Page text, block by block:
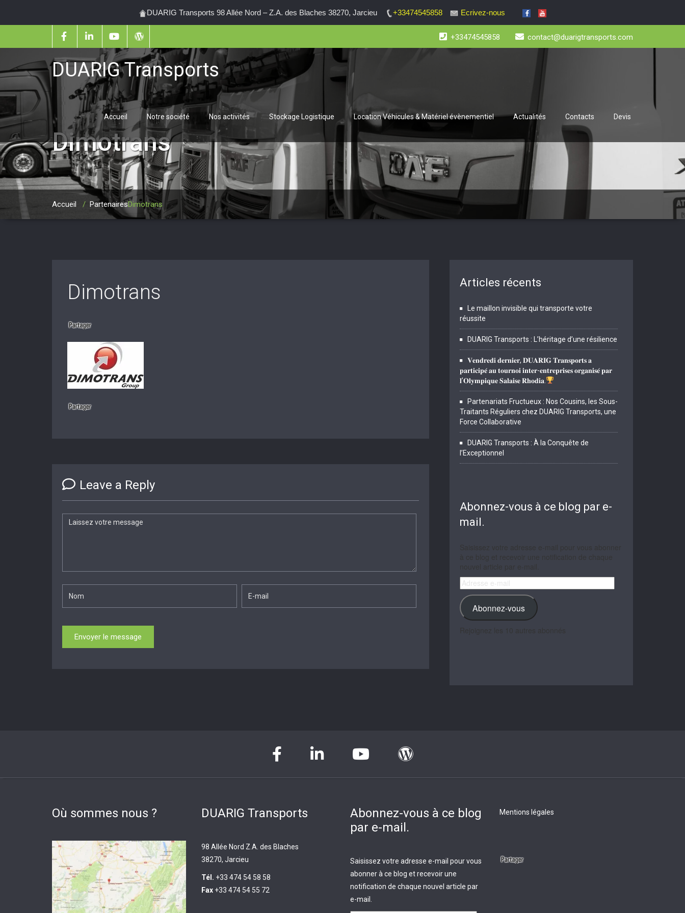
DUARIG Transports 98 Allée Nord – Z.A. des Blaches 38270, Jarcieu +33474545858 Ecrivez-nous
+33474545858 contact@duarigtransports.com
DUARIG Transports
Accueil Notre société Nos activités Stockage Logistique Location Véhicules & Matériel évènementiel Actualités Contacts Devis
Dimotrans
Accueil / PartenairesDimotrans
Dimotrans
Leave a Reply
Articles récents
Le maillon invisible qui transporte votre
réussite
DUARIG Transports : L’héritage d’une résilience
𝐕𝐞𝐧𝐝𝐫𝐞𝐝𝐢 𝐝𝐞𝐫𝐧𝐢𝐞𝐫, 𝐃𝐔𝐀𝐑𝐈𝐆 𝐓𝐫𝐚𝐧𝐬𝐩𝐨𝐫𝐭𝐬 𝐚
𝐩𝐚𝐫𝐭𝐢𝐜𝐢𝐩𝐞́ 𝐚𝐮 𝐭𝐨𝐮𝐫𝐧𝐨𝐢 𝐢𝐧𝐭𝐞𝐫-𝐞𝐧𝐭𝐫𝐞𝐩𝐫𝐢𝐬𝐞𝐬 𝐨𝐫𝐠𝐚𝐧𝐢𝐬𝐞́ 𝐩𝐚𝐫
𝐥’𝐎𝐥𝐲𝐦𝐩𝐢𝐪𝐮𝐞 𝐒𝐚𝐥𝐚𝐢𝐬𝐞 𝐑𝐡𝐨𝐝𝐢𝐚.
Partenariats Fructueux : Nos Cousins, les Sous-
Traitants Réguliers chez DUARIG Transports, une
Force Collaborative
DUARIG Transports : À la Conquête de
l’Exceptionnel
Abonnez-vous à ce blog par e-
mail.
Adresse
e-
mail
Abonnez-vous
Où sommes nous ? DUARIG Transports
98 Allée Nord Z.A. des Blaches
38270, Jarcieu
Tél. +33 474 54 58 58
Fax +33 474 54 55 72
Abonnez-vous à ce blog
par e-mail.
Saisissez votre adresse e-mail pour vous
abonner à ce blog et recevoir une
notification de chaque nouvel article par
e-mail.
Mentions légales